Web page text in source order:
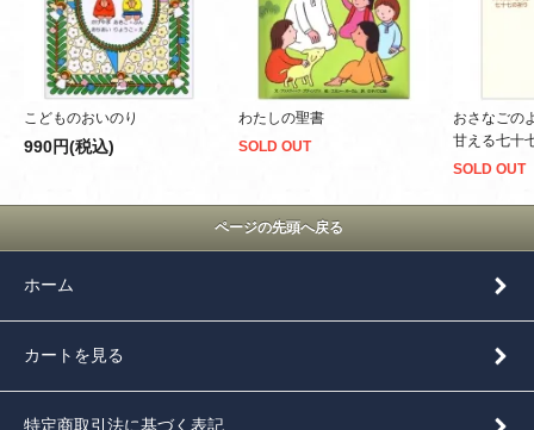
こどものおいのり
990円(税込)
わたしの聖書
SOLD OUT
おさなごの
甘える七十
SOLD OUT
ページの先頭へ戻る
ホーム
カートを見る
特定商取引法に基づく表記